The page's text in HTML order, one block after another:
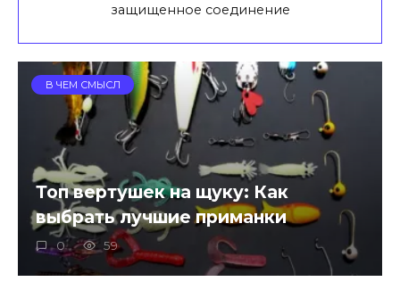
защищенное соединение
В ЧЕМ СМЫСЛ
Топ вертушек на щуку: Как
выбрать лучшие приманки
0 59